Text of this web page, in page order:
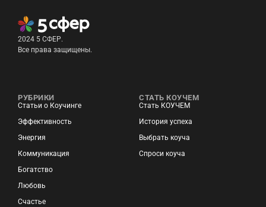
2024 5 СФЕР.
Все права защищены.
РУБРИКИ
Статьи о Коучинге
Эффективность
Энергия
Коммуникация
Богатство
Любовь
Счастье
СТАТЬ КОУЧЕМ
Стать КОУЧЕМ
История успеха
Выбрать коуча
Спроси коуча